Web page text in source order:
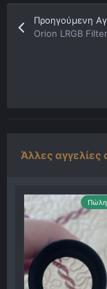
Προηγούμενη
Orion LRGB
Άλλες